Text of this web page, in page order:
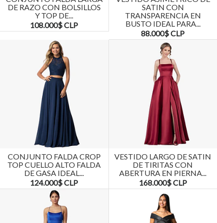
DE RAZO CON BOLSILLOS
Y TOP DE...
108.000$ CLP
SATIN CON
TRANSPARENCIA EN
BUSTO IDEAL PARA...
88.000$ CLP
CONJUNTO FALDA CROP
TOP CUELLO ALTO FALDA
DE GASA IDEAL...
124.000$ CLP
VESTIDO LARGO DE SATIN
DE TIRITAS CON
ABERTURA EN PIERNA...
168.000$ CLP